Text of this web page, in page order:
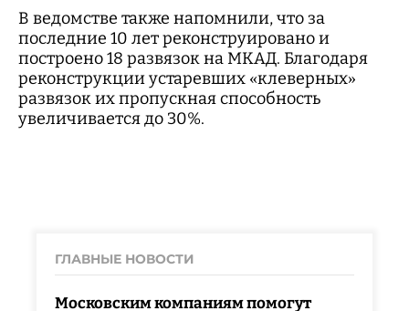
В ведомстве также напомнили, что за
последние 10 лет реконструировано и
построено 18 развязок на МКАД. Благодаря
реконструкции устаревших «клеверных»
развязок их пропускная способность
увеличивается до 30%.
ГЛАВНЫЕ НОВОСТИ
Московским компаниям помогут